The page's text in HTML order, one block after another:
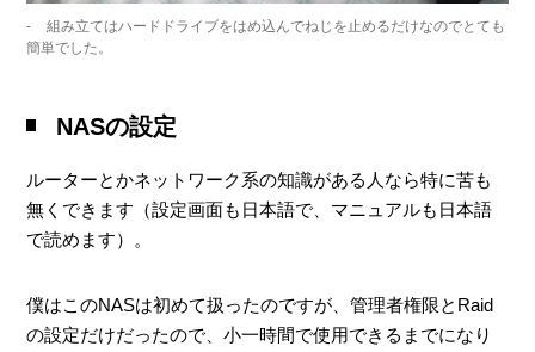
組み立てはハードドライブをはめ込んでねじを止めるだけなのでとても
簡単でした。
NASの設定
ルーターとかネットワーク系の知識がある人なら特に苦も
無くできます（設定画面も日本語で、マニュアルも日本語
で読めます）。
僕はこのNASは初めて扱ったのですが、管理者権限とRaid
の設定だけだったので、小一時間で使用できるまでになり